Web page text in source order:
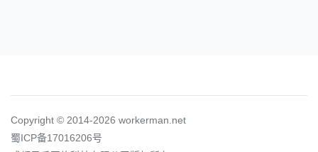
Copyright © 2014-2026 workerman.net
蜀ICP备17016206号